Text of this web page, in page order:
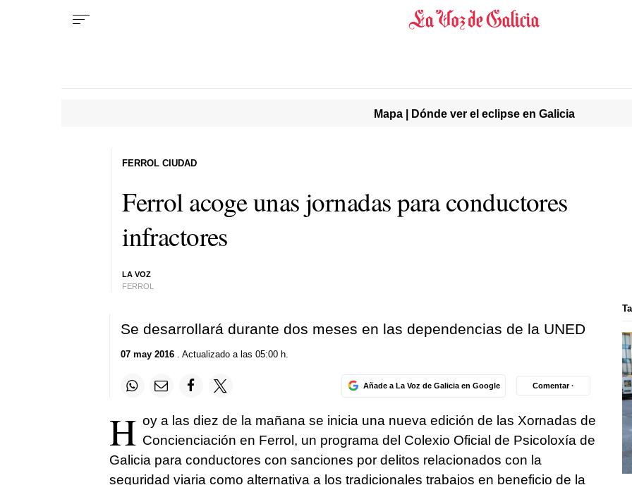
Mapa | Dónde ver el eclipse en Galicia
Ferrol acoge unas jornadas para conductores
infractores
LA VOZ
FERROL
FERROL CIUDAD
Se desarrollará durante dos meses en las dependencias de la UNED
07 may 2016. Actualizado a las 05:00 h.
Añade a La Voz de Galicia en Google Comentar ·
H oy a las diez de la mañana se inicia una nueva edición de las Xornadas de
Concienciación en Ferrol, un programa del Colexio Oficial de Psicoloxía de
Galicia para conductores con sanciones por delitos relacionados con la
seguridad viaria como alternativa a los tradicionales trabajos en beneficio de la